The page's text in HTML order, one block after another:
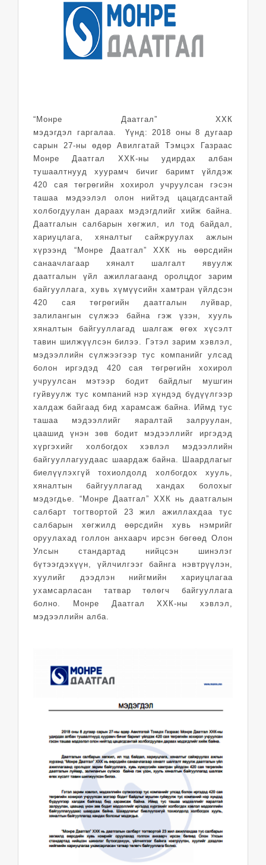
“Монре Даатгал” ХХК
мэдэгдэл гаргалаа. Үүнд: 2018 оны 8 дугаар
сарын 27-ны өдөр Авилгатай Тэмцэх Газраас
Монре Даатгал ХХК-ны удирдах албан
тушаалтнууд хуурамч бичиг баримт үйлдэж
420 сая төгрөгийн хохирол учруулсан гэсэн
ташаа мэдээлэл олон нийтэд цацагдсантай
холбогдуулан дараах мэдэгдлийг хийж байна.
Даатгалын салбарын хөгжил, ил тод байдал,
хариуцлага, хяналтыг сайжруулах ажлын
хүрээнд “Монре Даатгал” ХХК нь өөрсдийн
санаачлагаар хяналт шалгалт явуулж
даатгалын үйл ажиллагаанд оролцдог зарим
байгууллага, хувь хүмүүсийн хамтран үйлдсэн
420 сая төгрөгийн даатгалын луйвар,
залилангын сүлжээ байна гэж үзэн, хууль
хяналтын байгууллагад шалгаж өгөх хүсэлт
тавин шилжүүлсэн билээ. Гэтэл зарим хэвлэл,
мэдээллийн сүлжээгээр тус компанийг улсад
болон иргэдэд 420 сая төгрөгийн хохирол
учруулсан мэтээр бодит байдлыг мушгин
гуйвуулж тус компаний нэр хүндэд бүдүүлгээр
халдаж байгаад бид харамсаж байна. Иймд тус
ташаа мэдээллийг яаралтай залруулан,
цаашид үнэн зөв бодит мэдээллийг иргэдэд
хүргэхийг холбогдох хэвлэл мэдээллийн
байгууллагуудаас шаардаж байна. Шаардлагыг
биелүүлэхгүй тохиолдолд холбогдох хууль,
хяналтын байгууллагад хандах болохыг
мэдэгдье. “Монре Даатгал” ХХК нь даатгалын
салбарт тогтвортой 23 жил ажиллахдаа тус
салбарын хөгжилд өөрсдийн хувь нэмрийг
оруулахад голлон анхаарч ирсэн бөгөөд Олон
Улсын стандартад нийцсэн шинэлэг
бүтээгдэхүүн, үйлчилгээг байнга нэвтрүүлэн,
хуулийг дээдлэн нийгмийн хариуцлагаа
ухамсарласан татвар төлөгч байгууллага
болно. Монре Даатгал ХХК-ны хэвлэл,
мэдээллийн алба.